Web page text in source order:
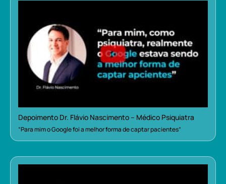
Depoimento Dr. Flávio Nascimento – Médico Psiquiatra
“Para mim o Google foi a melhor forma de captar pacientes”